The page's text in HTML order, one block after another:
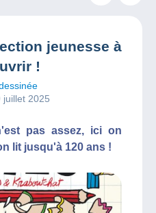
jeunesse à
!
juillet 2025
pas assez, ici on
lit jusqu'à 120 ans !